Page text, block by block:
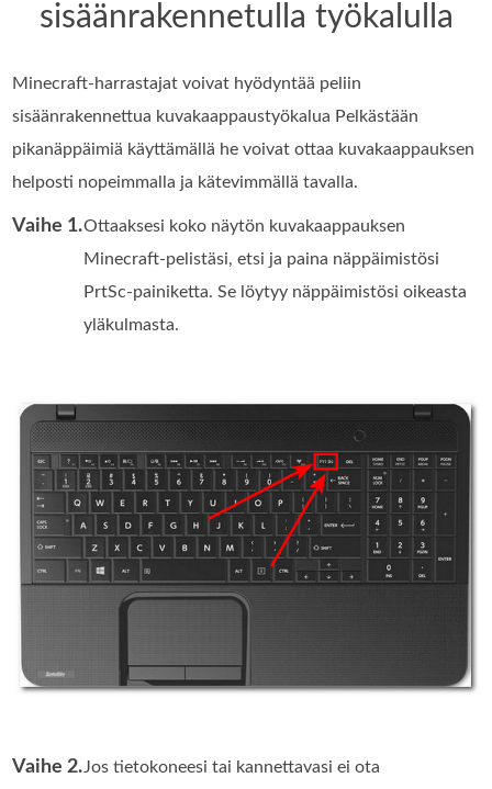
sisäänrakennetulla työkalulla
Minecraft-harrastajat voivat hyödyntää peliin
sisäänrakennettua kuvakaappaustyökalua Pelkästään
pikanäppäimiä käyttämällä he voivat ottaa kuvakaappauksen
helposti nopeimmalla ja kätevimmällä tavalla.
Vaihe 1.Ottaaksesi koko näytön kuvakaappauksen
Minecraft-pelistäsi, etsi ja paina näppäimistösi
PrtSc-painiketta. Se löytyy näppäimistösi oikeasta
yläkulmasta.
Vaihe 2.Jos tietokoneesi tai kannettavasi ei ota